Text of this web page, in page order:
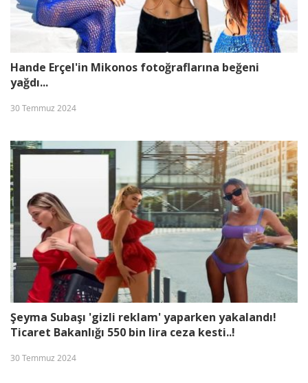
Hande Erçel'in Mikonos fotoğraflarına beğeni
yağdı...
30 Temmuz 2024
Şeyma Subaşı 'gizli reklam' yaparken yakalandı!
Ticaret Bakanlığı 550 bin lira ceza kesti..!
30 Temmuz 2024